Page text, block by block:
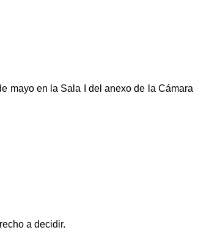
mayo en la Sala I del anexo de la Cámara
a decidir.